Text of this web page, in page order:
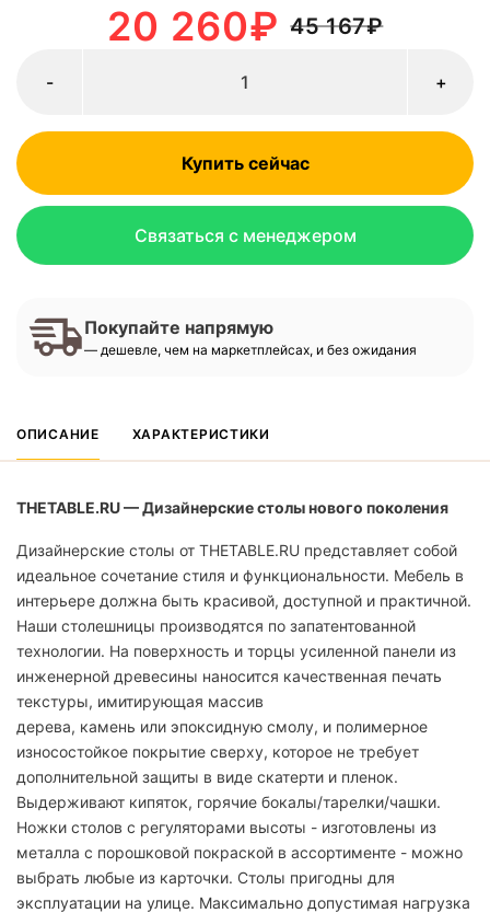
45 167₽
20 260₽
+
-
Купить сейчас
Связаться с менеджером
Покупайте напрямую
— дешевле, чем на маркетплейсах, и без ожидания
ОПИСАНИЕ ХАРАКТЕРИСТИКИ
THETABLE.RU — Дизайнерские столы нового поколения
Дизайнерские столы от THETABLE.RU представляет собой
идеальное сочетание стиля и функциональности. Мебель в
интерьере должна быть красивой, доступной и практичной.
Наши столешницы производятся по запатентованной
технологии. На поверхность и торцы усиленной панели из
инженерной древесины наносится качественная печать
текстуры, имитирующая массив
дерева, камень или эпоксидную смолу, и полимерное
износостойкое покрытие сверху, которое не требует
дополнительной защиты в виде скатерти и пленок.
Выдерживают кипяток, горячие бокалы/тарелки/чашки.
Ножки столов с регуляторами высоты - изготовлены из
металла с порошковой покраской в ассортименте - можно
выбрать любые из карточки. Столы пригодны для
эксплуатации на улице. Максимально допустимая нагрузка